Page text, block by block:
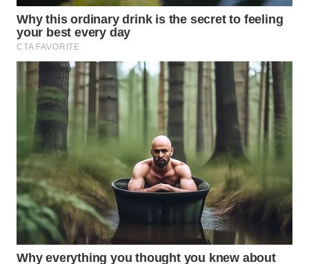
TAPANULI
TENGAH
SERDANG
WN
TEBING
WN
PAKPAK
WN
KARAWANG